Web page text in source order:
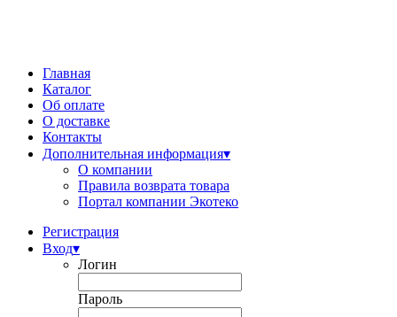
Главная
Каталог
Об оплате
О доставке
Контакты
Дополнительная информация▾
О компании
Правила возврата товара
Портал компании Экотеко
Регистрация
Вход▾
Логин
Пароль